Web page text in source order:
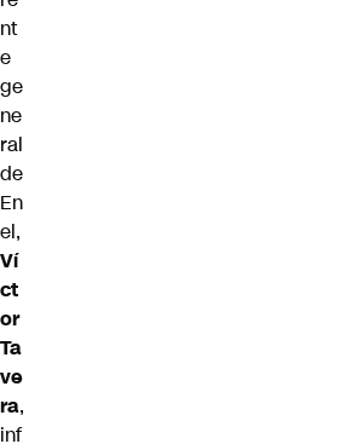
nt
e
ge
ne
ral
de
En
el,
Ví
ct
or
Ta
ve
ra,
inf